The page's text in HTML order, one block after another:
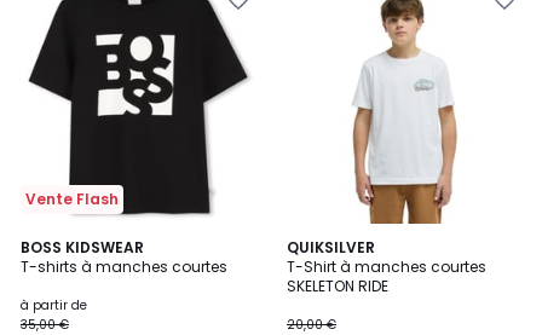
Vente Flash
BOSS KIDSWEAR
T-shirts à manches courtes
à partir de
35,00 €
QUIKSILVER
T-Shirt à manches courtes
SKELETON RIDE
20,00 €
3
Couleurs